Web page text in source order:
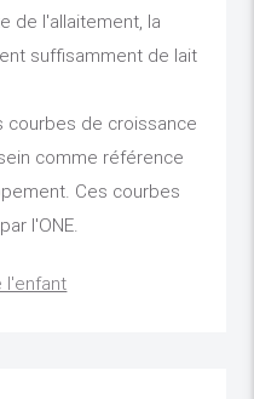
de l'allaitement, la
suffisamment de lait
courbes de croissance
comme référence
Ces courbes
l'ONE.
l'enfant